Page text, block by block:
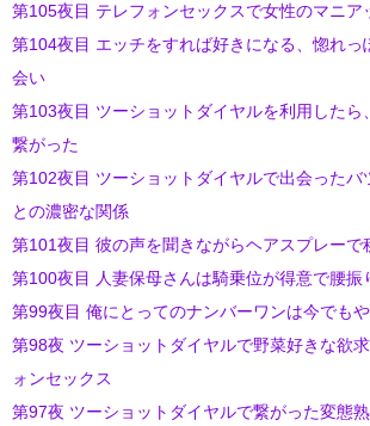
第105夜目 テレフォンセックスで女性のマニア
第104夜目 エッチをすれば好きになる、惚れっ
会い
第103夜目 ツーショットダイヤルを利用したら
繋がった
第102夜目 ツーショットダイヤルで出会ったバ
との濃密な関係
第101夜目 彼の声を聞きながらヘアスプレーで
第100夜目 人妻保母さんは騎乗位が得意で腰振
第99夜目 俺にとってのナンバーワンは今でも
第98夜 ツーショットダイヤルで野菜好きな欲
ォンセックス
第97夜 ツーショットダイヤルで繋がった変態